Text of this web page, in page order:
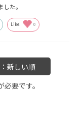
た。
Like! 0
新しい順
必要です。